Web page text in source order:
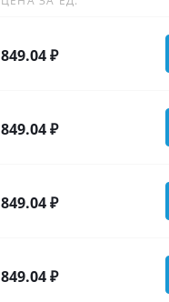
849.04 ₽
849.04 ₽
849.04 ₽
849.04 ₽